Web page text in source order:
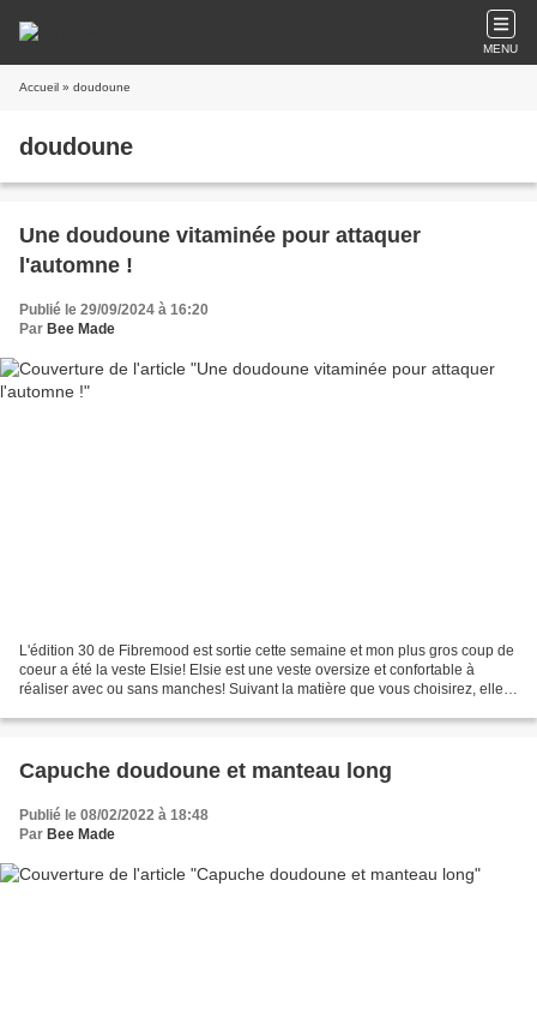
MENU
Accueil » doudoune
doudoune
Une doudoune vitaminée pour attaquer
l'automne !
Publié le 29/09/2024 à 16:20
Par Bee Made
L'édition 30 de Fibremood est sortie cette semaine et mon plus gros coup de
coeur a été la veste Elsie! Elsie est une veste oversize et confortable à
réaliser avec ou sans manches! Suivant la matière que vous choisirez, elle
Capuche doudoune et manteau long
Publié le 08/02/2022 à 18:48
Par Bee Made